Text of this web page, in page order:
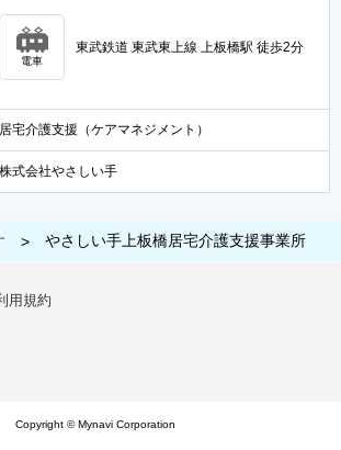
電車
東武鉄道 東武東上線 上板橋駅 徒歩2分
居宅介護支援（ケアマネジメント）
株式会社やさしい手
> やさしい手上板橋居宅介護支援事業所
用規約
Copyright © Mynavi Corporation